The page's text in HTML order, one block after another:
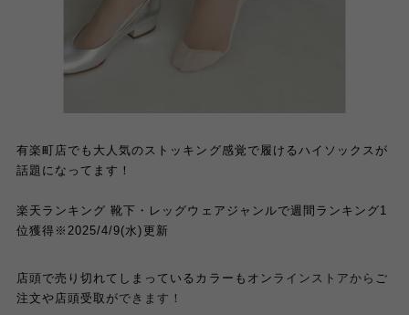
有楽町店でも大人気のストッキング感覚で履けるハイソックスが
話題になってます！
楽天ランキング 靴下・レッグウェアジャンルで週間ランキング1
位獲得※2025/4/9(水)更新
店頭で売り切れてしまっているカラーもオン ラインストアから ご
注文や 店頭受取 ができます！